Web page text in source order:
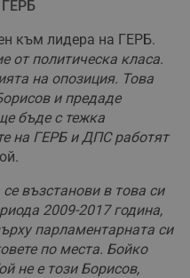
ГЕРБ
към лидера на ГЕРБ.
от политическа класа.
на опозиция. Това
и предаде
бъде с тежка
на ГЕРБ и ДПС работят
възстанови в това си
2009-2017 година,
парламентарната си
по места. Бойко
не е този Борисов,